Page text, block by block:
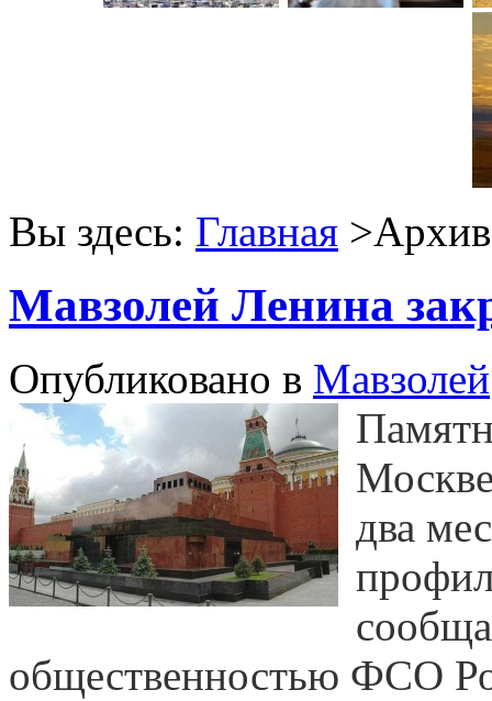
Вы здесь: Главная >Архив
Мавзолей Ленина
Опубликовано в Мавзолей
два
общественностью ФСО